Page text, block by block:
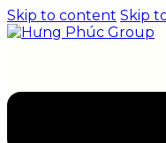
Skip to content Skip